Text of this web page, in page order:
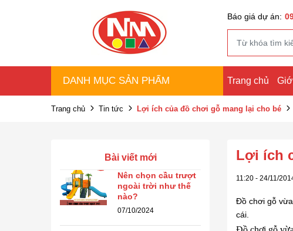
Báo giá dự án:
DANH MỤC SẢN PHẨM Trang chủ
Trang chủ Tin tức Lợi ích của đồ chơi gỗ mang lại cho bé
Bài viết mới
Nên chọn cầu trượt
ngoài trời như thế
nào?
07/10/2024
Lợi ích
11:20 - 24/11/
Đồ chơi gỗ
cái.